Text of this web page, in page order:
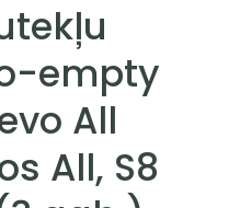
empty
All
All, S8